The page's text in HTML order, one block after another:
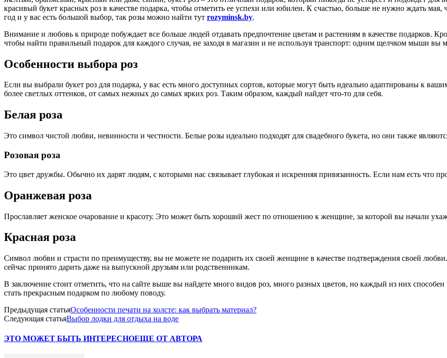
красивый букет красных роз в качестве подарка, чтобы отметить ее успехи или юбилеи. К счастью, больше не нужно ждать
год и у вас есть большой выбор, так розы можно найти тут rozyminsk.by.
Внимание и любовь к природе побуждает все больше людей отдавать предпочтение цветам и растениям в качестве подарков.
чтобы найти правильный подарок для каждого случая, не заходя в магазин и не используя транспорт: одним щелчком мыши
Особенности выбора роз
Если вы выбрали букет роз для подарка, у вас есть много доступных сортов, которые могут быть идеально адаптированы к
более светлых оттенков, от самых нежных до самых ярких роз. Таким образом, каждый найдет что-то для себя.
Белая роза
Это символ чистой любви, невинности и честности. Белые розы идеально подходят для свадебного букета, но они также
Розовая роза
Это цвет дружбы. Обычно их дарят людям, с которыми нас связывает глубокая и искренняя привязанность. Если нам есть что
Оранжевая роза
Прославляет женское очарование и красоту. Это может быть хороший жест по отношению к женщине, за которой вы начали
Красная роза
Символ любви и страсти по преимуществу, вы не можете не подарить их своей женщине в качестве подтверждения своей
сейчас принято дарить даже на выпускной друзьям или родственникам.
В заключение стоит отметить, что на сайте выше вы найдете много видов роз, много разных цветов, но каждый из них
стать прекрасным подарком по любому поводу.
Предыдущая статьяОсобенности печати на холсте: как выбрать материал?
Следующая статьяВыбор лодки для отдыха на воде
ЭТО МОЖЕТ БЫТЬ ИНТЕРЕСНОЕЩЕ ОТ АВТОРА